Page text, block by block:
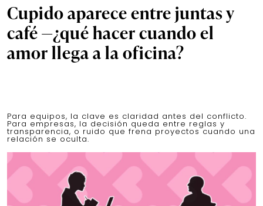
Cupido aparece entre juntas y
café —¿qué hacer cuando el
amor llega a la oficina?
Para equipos, la clave es claridad antes del conflicto.
Para empresas, la decisión queda entre reglas y
transparencia, o ruido que frena proyectos cuando una
relación se oculta.